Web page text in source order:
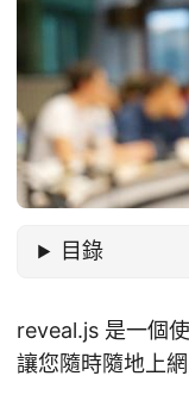
目錄
reveal.js 是一個
讓您隨時隨地上